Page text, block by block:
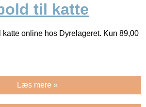
til katte
katte online hos Dyrelageret. Kun 89,00
Læs mere »